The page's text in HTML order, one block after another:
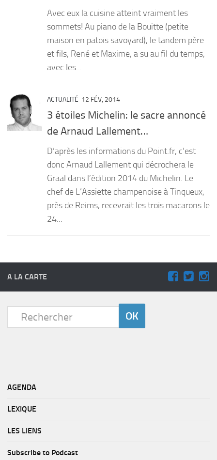
Avec eux la cuisine atteint vraiment les
sommets! Au piano de la Bouitte (petite
maison en patois savoyard), le tandem père
et fils, René et Maxime, a su au fil du temps,
avec les...
ACTUALITÉ 12 FÉV, 2014
3 étoiles Michelin: le sacre annoncé
de Arnaud Lallement…
D’après les informations du Point.fr, c’est
donc Arnaud Lallement qui décrochera le
Graal dans l’édition 2014 du Michelin. Le
chef de L’Assiette champenoise à Tinqueux,
près de Reims, recevrait les trois macarons le
24...
A LA CARTE
AGENDA
LEXIQUE
LES LIENS
Subscribe to Podcast